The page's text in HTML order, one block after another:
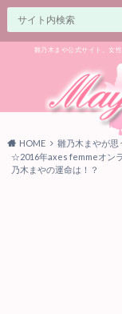
雛乃木まや公式サイト。女
HOME
雛乃木まやが思
☆2016年axes femmeオン
乃木まやの運命は！？